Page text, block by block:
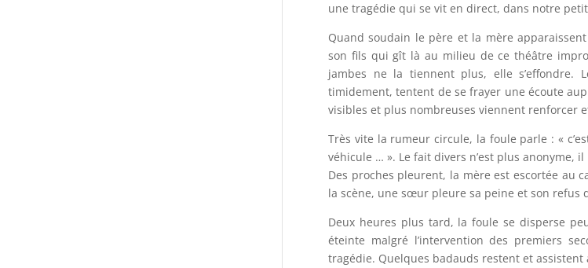
une tragédie qui se vit en direct, dans notre
Quand soudain le père et la mère
son fils qui gît là au milieu de ce théâtre
jambes ne la tiennent plus, elle
timidement, tentent de se frayer une écoute
visibles et plus nombreuses viennent renforcer
Très vite la rumeur circule, la foule parle : «
véhicule … ». Le fait divers n’est plus anonyme,
Des proches pleurent, la mère est escortée au
la scène, une sœur pleure sa peine et son refus
Deux heures plus tard, la foule se disperse
éteinte malgré l’intervention des premiers
tragédie. Quelques badauds restent et